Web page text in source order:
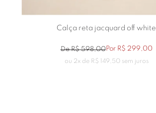
Calça reta jacquard off white
DeR$ 598,00Por R$ 299,00
ou 2x de R$ 149 50sem juros